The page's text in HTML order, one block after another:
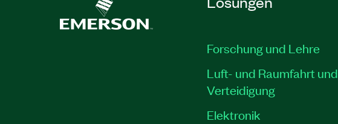
Forschung und Lehre
Luft- und Raumfahrt und
Verteidigung
Elektronik